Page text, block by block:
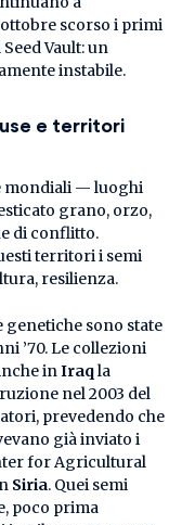
scorso i primi
Vault: un
instabile.
e territori
mondiali — luoghi
grano, orzo,
di conflitto.
territori i semi
resilienza.
genetiche sono state
’70. Le collezioni
inIraqla
nel 2003 del
prevedendo che
già inviato i
for Agricultural
Siria. Quei semi
poco prima